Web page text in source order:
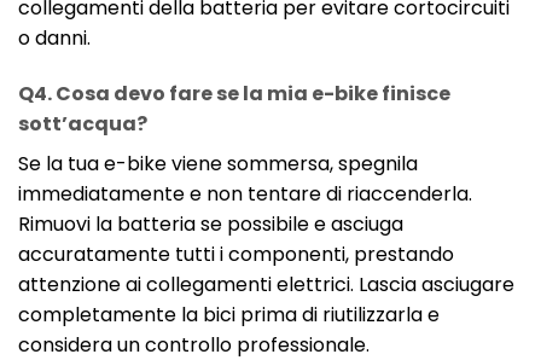
collegamenti della batteria per evitare cortocircuiti
o danni.
Q4. Cosa devo fare se la mia e-bike finisce
sott’acqua?
Se la tua e-bike viene sommersa, spegnila
immediatamente e non tentare di riaccenderla.
Rimuovi la batteria se possibile e asciuga
accuratamente tutti i componenti, prestando
attenzione ai collegamenti elettrici. Lascia asciugare
completamente la bici prima di riutilizzarla e
considera un controllo professionale.